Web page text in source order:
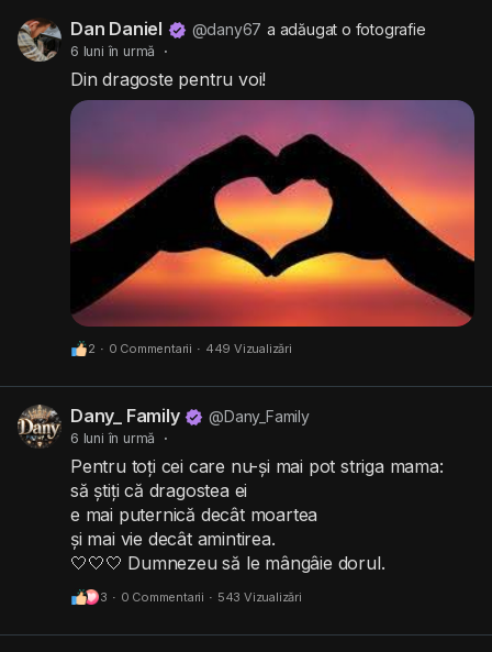
Dan Daniel @dany67 a adăugat o fotografie
6 luni în urmă ·
Din dragoste pentru voi!
2 · 0 Commentarii · 449 Vizualizări
Dany_ Family @Dany_Family
6 luni în urmă ·
Pentru toți cei care nu-și mai pot striga mama:
să știți că dragostea ei
e mai puternică decât moartea
și mai vie decât amintirea.
🤍🤍🤍 Dumnezeu să le mângâie dorul.
3 · 0 Commentarii · 543 Vizualizări